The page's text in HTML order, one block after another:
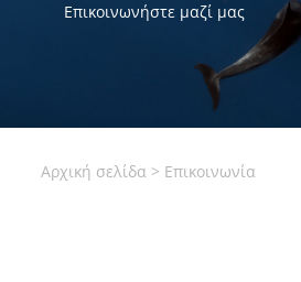
Επικοινωνήστε μαζί μας
Αρχική σελίδα > Επικοινωνία